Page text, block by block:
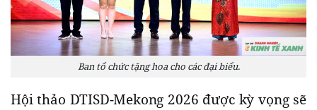
Ban tổ chức tặng hoa cho các đại biểu.
Hội thảo DTISD-Mekong 2026 được kỳ vọng sẽ